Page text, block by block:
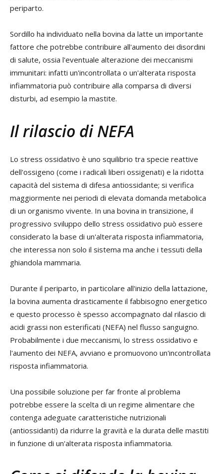
periparto.
Sordillo ha individuato nella bovina da latte un importante
fattore che potrebbe contribuire all'aumento dei disordini
di salute, ossia l'eventuale alterazione dei meccanismi
immunitari: infatti un'incontrollata o un'alterata risposta
infiammatoria può contribuire alla comparsa di diversi
disturbi, ad esempio la mastite.
Il rilascio di NEFA
Lo stress ossidativo è uno squilibrio tra specie reattive
dell'ossigeno (come i radicali liberi ossigenati) e la ridotta
capacità del sistema di difesa antiossidante; si verifica
maggiormente nei periodi di elevata domanda metabolica
di un organismo vivente. In una bovina in transizione, il
progressivo sviluppo dello stress ossidativo può essere
considerato la base di un'alterata risposta infiammatoria,
che interessa non solo il sistema ma anche i tessuti della
ghiandola mammaria.
Durante il periparto, in particolare all'inizio della lattazione,
la bovina aumenta drasticamente il fabbisogno energetico
e questo processo è spesso accompagnato dal rilascio di
acidi grassi non esterificati (NEFA) nel flusso sanguigno.
Probabilmente i due meccanismi, lo stress ossidativo e
l'aumento dei NEFA, avviano e promuovono un'incontrollata
risposta infiammatoria.
Una possibile soluzione per far fronte al problema
potrebbe essere la scelta di un regime alimentare che
contenga adeguate caratteristiche nutrizionali
(antiossidanti) da ridurre la gravità e la durata delle mastiti
in funzione di un'alterata risposta infiammatoria.